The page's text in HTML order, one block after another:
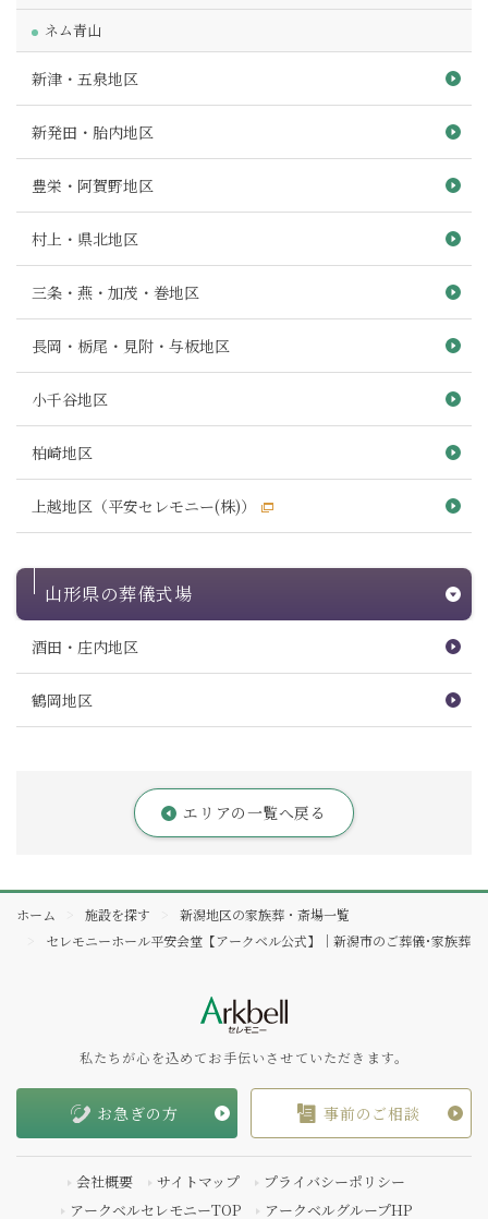
ネム青山
新津・五泉地区
新発田・胎内地区
豊栄・阿賀野地区
村上・県北地区
三条・燕・加茂・巻地区
長岡・栃尾・見附・与板地区
小千谷地区
柏崎地区
上越地区（平安セレモニー(株)）
山形県の葬儀式場
酒田・庄内地区
鶴岡地区
エリアの一覧へ戻る
ホーム 施設を探す
新潟地区の家族葬・斎場一覧
セレモニーホール平安会堂【アークベル公式】｜新潟市のご葬儀･家族葬
私たちが心を込めてお手伝いさせていただきます。
お急ぎの方 事前のご相談
会社概要 サイトマップ
プライバシーポリシー
アークベルセレモニーTOP
アークベルグループHP